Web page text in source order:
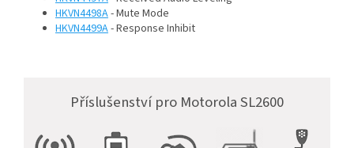
HKVN4498A- Mute Mode
HKVN4499A- Response Inhibit
Příslušenství pro Motorola SL2600